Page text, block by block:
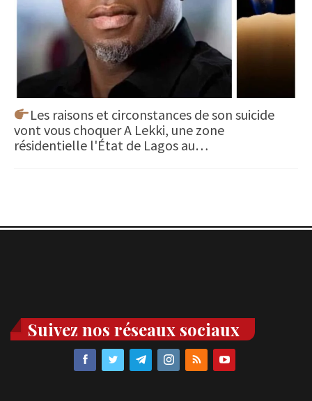
Les raisons et circonstances de son suicide
vont vous choquer A Lekki, une zone
résidentielle l'État de Lagos au…
Suivez nos réseaux sociaux